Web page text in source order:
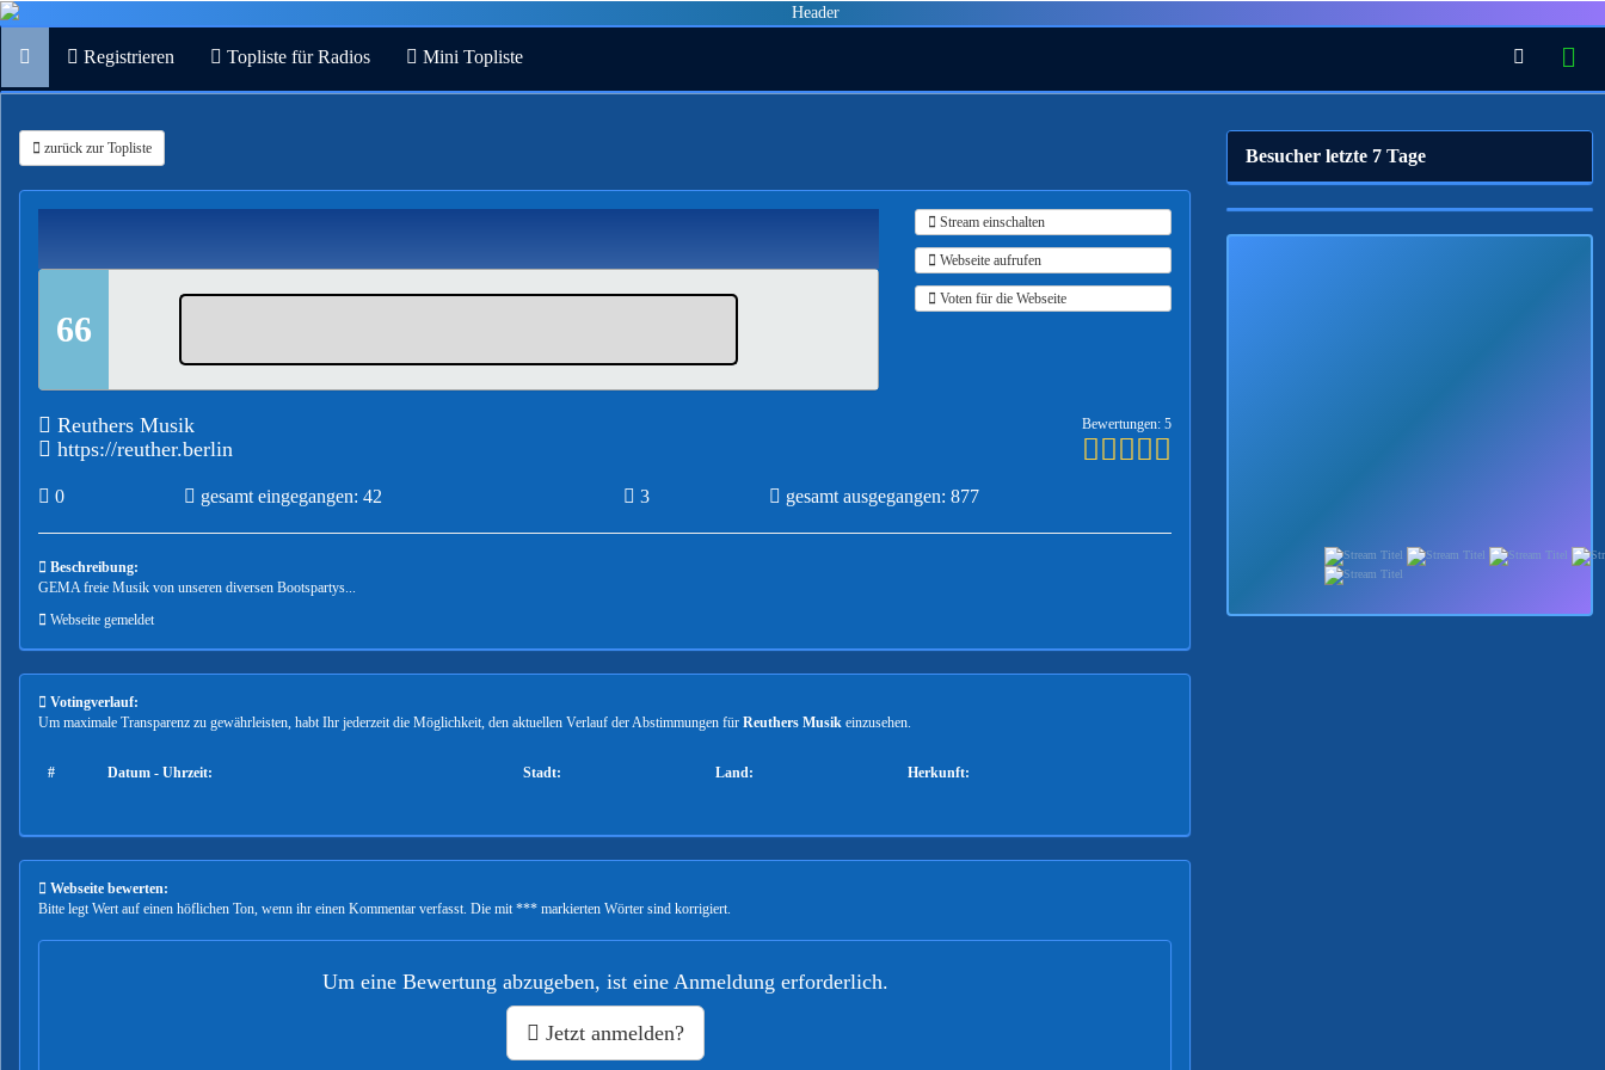
Registrieren Topliste für Radios Mini Topliste
zurück zur Topliste
66
Stream einschalten
Webseite aufrufen
Voten für die Webseite
Reuthers Musik
https://reuther.berlin
Bewertungen: 5
0 gesamt eingegangen: 42 3 gesamt ausgegangen: 877
Beschreibung:
GEMA freie Musik von unseren diversen Bootspartys...
Webseite gemeldet
Votingverlauf:
Um maximale Transparenz zu gewährleisten, habt Ihr jederzeit die Möglichkeit, den aktuellen Verlauf der Abstimmungen für Reuthers Musik einzusehen.
# Datum - Uhrzeit: Stadt: Land: Herkunft:
Webseite bewerten:
Bitte legt Wert auf einen höflichen Ton, wenn ihr einen Kommentar verfasst. Die mit *** markierten Wörter sind korrigiert.
Um eine Bewertung abzugeben, ist eine Anmeldung erforderlich.
Jetzt anmelden?
Besucher letzte 7 Tage